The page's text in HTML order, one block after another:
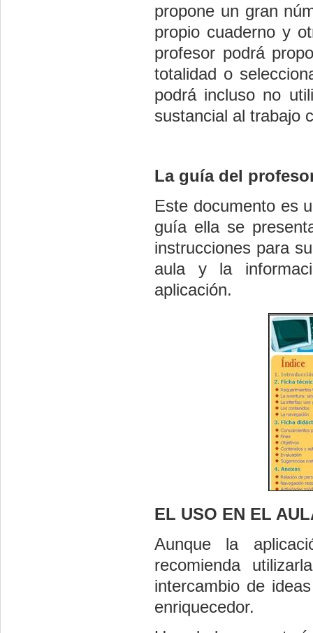
propone un gran
propio cuaderno y
profesor podrá
totalidad o
podrá incluso no
sustancial al trabajo
La guía del
Este documento es
guía ella se
instrucciones para
aula y la
aplicación.
EL USO EN EL
Aunque la
recomienda
intercambio de
enriquecedor.